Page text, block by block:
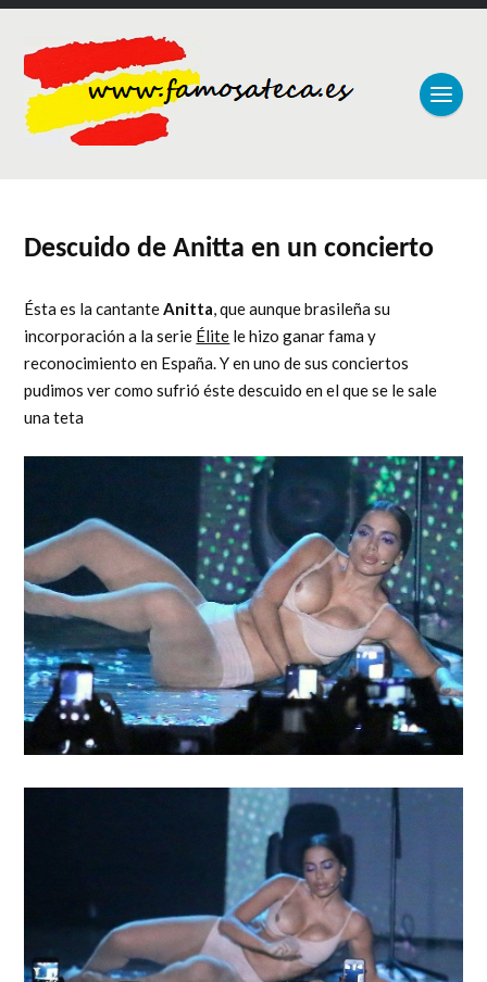
Descuido de Anitta en un concierto
Ésta es la cantanteAnitta, que aunque brasileña su
incorporación a la serie Élite le hizo ganar fama y
reconocimiento en España. Y en uno de sus conciertos
pudimos ver como sufrió éste descuido en el que se le sale
una teta